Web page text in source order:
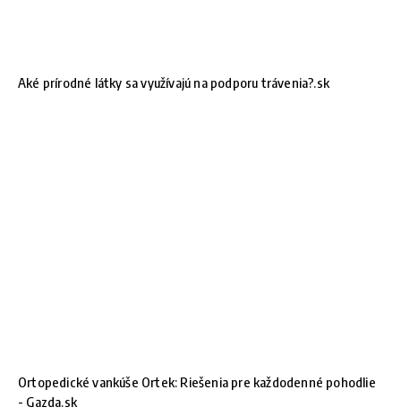
Aké prírodné látky sa využívajú na podporu trávenia?.sk
Ortopedické vankúše Ortek: Riešenia pre každodenné pohodlie
- Gazda.sk